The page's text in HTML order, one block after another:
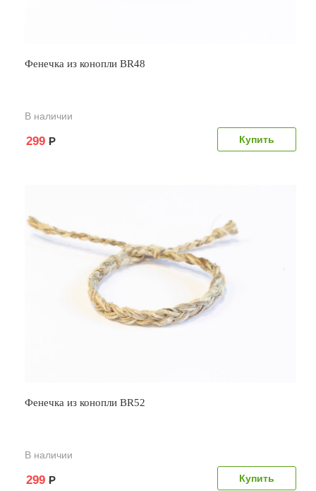
Фенечка из конопли BR48
В наличии
299 Р
Фенечка из конопли BR52
В наличии
299 Р